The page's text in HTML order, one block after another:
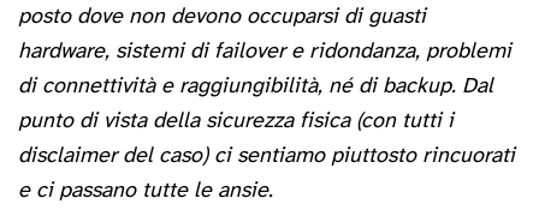
posto dove non devono occuparsi di guasti
hardware, sistemi di failover e ridondanza, problemi
di connettività e raggiungibilità, né di backup. Dal
punto di vista della sicurezza fisica (con tutti i
disclaimer del caso) ci sentiamo piuttosto rincuorati
e ci passano tutte le ansie.